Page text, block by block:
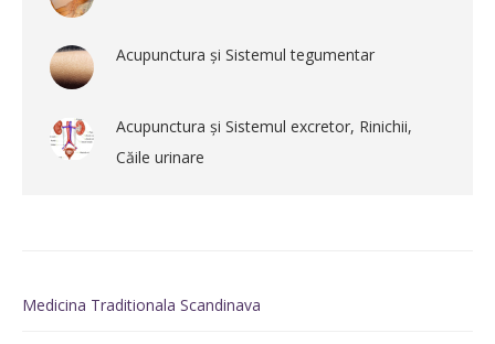
Acupunctura și Sistemul tegumentar
Acupunctura și Sistemul excretor, Rinichii,
Căile urinare
Medicina Traditionala Scandinava